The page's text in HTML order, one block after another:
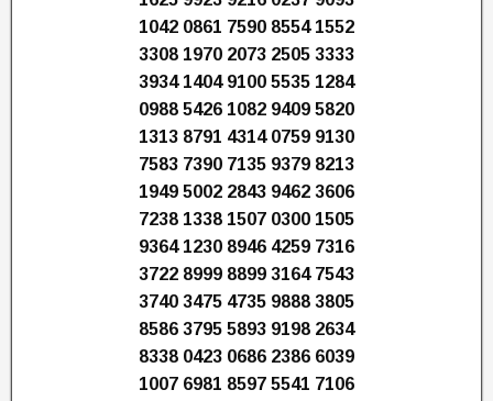
1042 0861 7590 8554 1552
3308 1970 2073 2505 3333
3934 1404 9100 5535 1284
0988 5426 1082 9409 5820
1313 8791 4314 0759 9130
7583 7390 7135 9379 8213
1949 5002 2843 9462 3606
7238 1338 1507 0300 1505
9364 1230 8946 4259 7316
3722 8999 8899 3164 7543
3740 3475 4735 9888 3805
8586 3795 5893 9198 2634
8338 0423 0686 2386 6039
1007 6981 8597 5541 7106